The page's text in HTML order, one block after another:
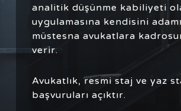
analitik düşünme kabiliyeti
uygulamasına kendisini
müstesna avukatlara
verir.
Avukatlık, resmi staj ve yaz
başvuruları açıktır.